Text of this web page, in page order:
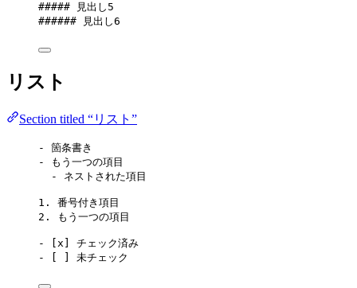
##### 見出し5
###### 見出し6
リスト
Section titled “リスト”
-
箇条書き
-
もう一つの項目
-
ネストされた項目
1.
番号付き項目
2.
もう一つの項目
- x ] チェック済み
-
[ ] 未チェック